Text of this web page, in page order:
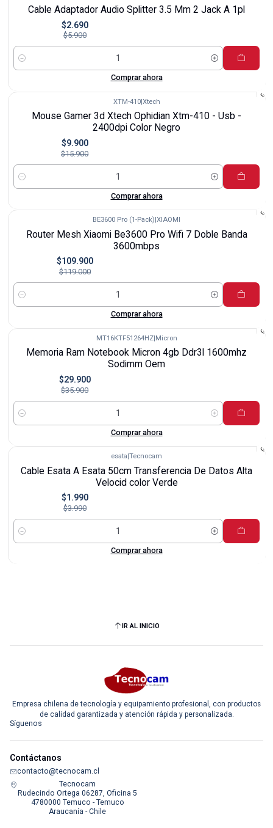
Cable Adaptador Audio Splitter 3.5 Mm 2 Jack A 1pl
$2.690
$5.900
Cantidad
Comprar ahora
XTM-410|Xtech
Mouse Gamer 3d Xtech Ophidian Xtm-410 - Usb -
2400dpi Color Negro
$9.900
$15.900
Cantidad
Comprar ahora
BE3600 Pro (1-Pack) XIAOMI
Router Mesh Xiaomi Be3600 Pro Wifi 7 Doble Banda
3600mbps
$109.900
$119.000
Cantidad
Comprar ahora
MT16KTF51264HZ|Micron
Memoria Ram Notebook Micron 4gb Ddr3l 1600mhz
Sodimm Oem
$29.900
$35.900
Cantidad
Comprar ahora
esata Tecnocam
Cable Esata A Esata 50cm Transferencia De Datos Alta
Velocid color Verde
$1.990
$3.990
Cantidad
Comprar ahora
IR AL INICIO
Empresa chilena de tecnología y equipamiento profesional, con productos
de calidad garantizada y atención rápida y personalizada.
Síguenos
Contáctanos
contacto@tecnocam.cl
Tecnocam
Rudecindo Ortega 06287, Oficina 5
4780000 Temuco - Temuco
Araucanía - Chile